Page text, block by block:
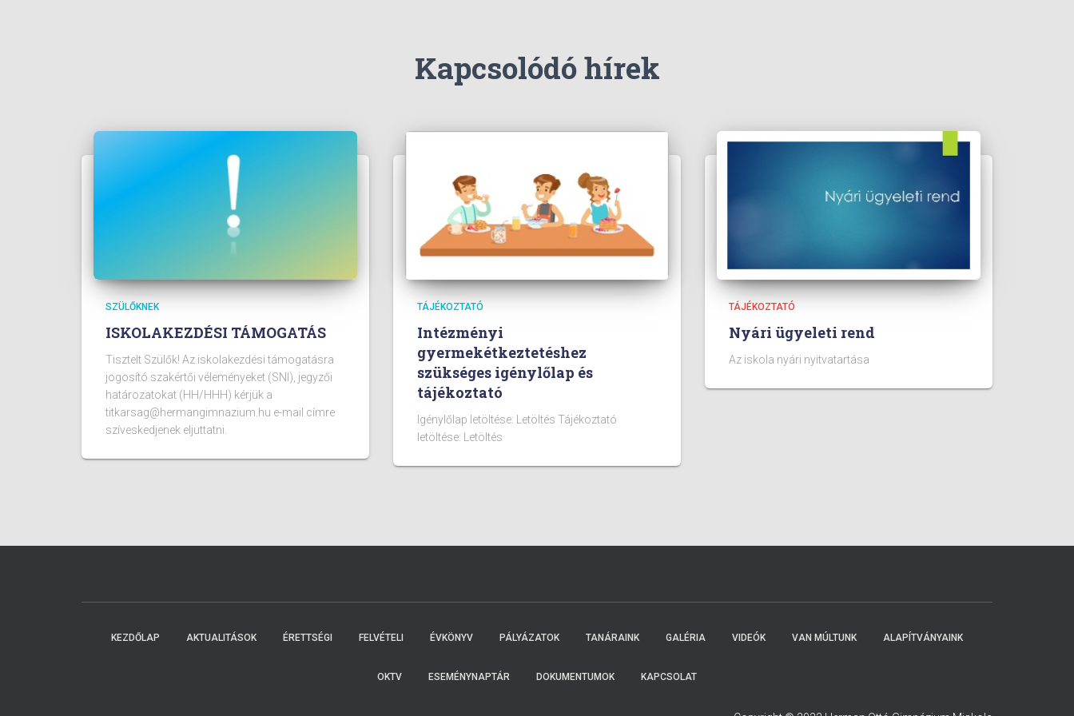
Kapcsolódó hírek
SZÜLŐKNEK
ISKOLAKEZDÉSI TÁMOGATÁS
Tisztelt Szülők! Az iskolakezdési támogatásra
jogosító szakértői véleményeket (SNI), jegyzői
határozatokat (HH/HHH) kérjük a
titkarsag@hermangimnazium.hu e-mail címre
szíveskedjenek eljuttatni.
TÁJÉKOZTATÓ
Intézményi
gyermekétkeztetéshez
szükséges igénylőlap és
tájékoztató
Igénylőlap letöltése: Letöltés Tájékoztató
letöltése: Letöltés
TÁJÉKOZTATÓ
Nyári ügyeleti rend
Az iskola nyári nyitvatartása
KEZDŐLAP AKTUALITÁSOK ÉRETTSÉGI FELVÉTELI ÉVKÖNYV PÁLYÁZATOK TANÁRAINK GALÉRIA VIDEÓK VAN MÚLTUNK ALAPÍTVÁNYAINK
OKTV ESEMÉNYNAPTÁR DOKUMENTUMOK KAPCSOLAT